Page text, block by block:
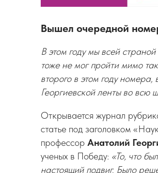
Вышел очередной
В этом году мы всей
тоже не мог пройти мимо
второго в этом году
Георгиевской ленты во всю
Открывается журнал
статье под заголовком
профессор Анатолий
ученых в Победу: «То, что
настоящий подвиг. Было